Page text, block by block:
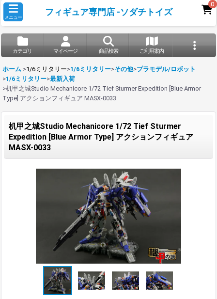
メニュー
フィギュア専門店 -ソダチトイズ
0
カテゴリ マイページ 商品検索 ご利用案内
ホーム >1/6ミリタリー>1/6ミリタリー>その他>プラモデル/ロボット
>1/6ミリタリー>最新入荷
>机甲之城Studio Mechanicore 1/72 Tief Sturmer Expedition [Blue Armor
Type] アクションフィギュア MASX-0033
机甲之城Studio Mechanicore 1/72 Tief Sturmer
Expedition [Blue Armor Type] アクションフィギュア
MASX-0033